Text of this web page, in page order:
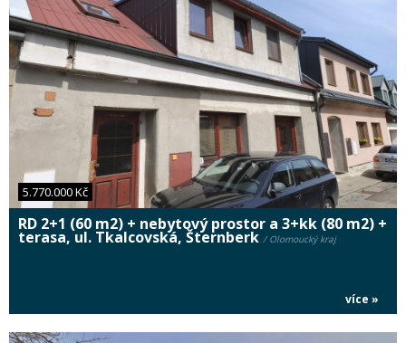
5.770.000 Kč
RD 2+1 (60 m2) + nebytový prostor a 3+kk (80 m2) +
terasa, ul. Tkalcovská, Šternberk / Olomoucký kraj
více »